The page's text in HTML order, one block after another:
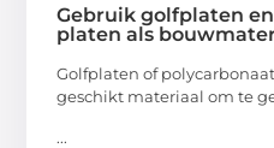
Gebruik golfplaten
platen als
Golfplaten of
geschikt materiaal om te
...